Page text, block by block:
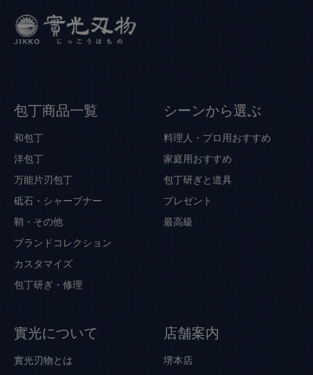
包丁商品一覧
和包丁
洋包丁
万能片刃包丁
砥石・シャープナー
鞘・その他
ブランドコレクション
カスタマイズ
包丁研ぎ・修理
シーンから選ぶ
料理人・プロ用おすすめ
家庭用おすすめ
包丁研ぎと道具
プレゼント
最高級
實光について
實光刃物とは
店舗案内
堺本店